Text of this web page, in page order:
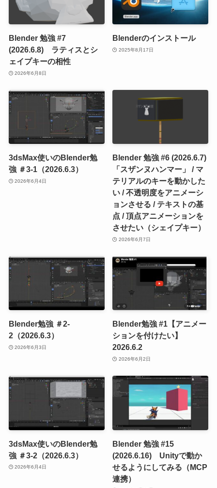
Blender 勉強 #7
(2026.6.8) ラティスとシ
ェイプキーの相性
2026年6月8日
Blenderのインストール
2025年8月17日
3dsMax使いのBlender勉
強 ＃3-1（2026.6.3）
2026年6月4日
Blender 勉強 #6 (2026.6.7)
「スザンヌハンマー」 / マ
テリアルのキーを動かした
い / 不透明度をアニメーシ
ョンさせる / テキストの基
点 / 頂点アニメーションを
させたい（シェイプキー）
2026年6月7日
Blender勉強 ＃2-
2（2026.6.3）
2026年6月3日
Blender勉強 #1【アニメー
ションを付けたい】
2026.6.2
2026年6月2日
3dsMax使いのBlender勉
強 ＃3-2（2026.6.3）
2026年6月4日
Blender 勉強 #15
(2026.6.16) Unityで動か
せるようにしてみる（MCP
連携）